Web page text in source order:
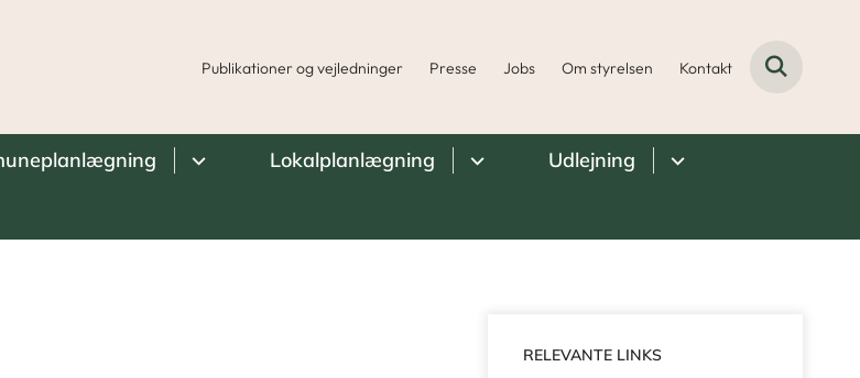
Publikationer og vejledninger Presse Jobs Om styrelsen Kontakt
Lokalplanlægning Udlejning
RELEVANTE LINKS